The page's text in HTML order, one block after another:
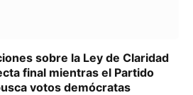
sobre la Ley de Claridad
final mientras el Partido
votos demócratas